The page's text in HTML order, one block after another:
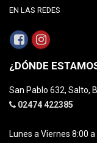
EN LAS REDES
¿DÓNDE
San Pablo 632, Salto,
02474 422385
Lunes a Viernes 8:00